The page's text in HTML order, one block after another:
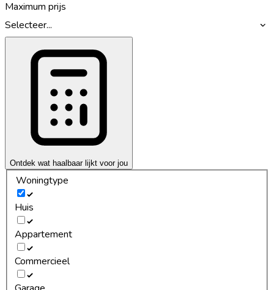
Maximum prijs
Selecteer...
Ontdek wat haalbaar lijkt voor jou
Woningtype
Huis
Appartement
Commercieel